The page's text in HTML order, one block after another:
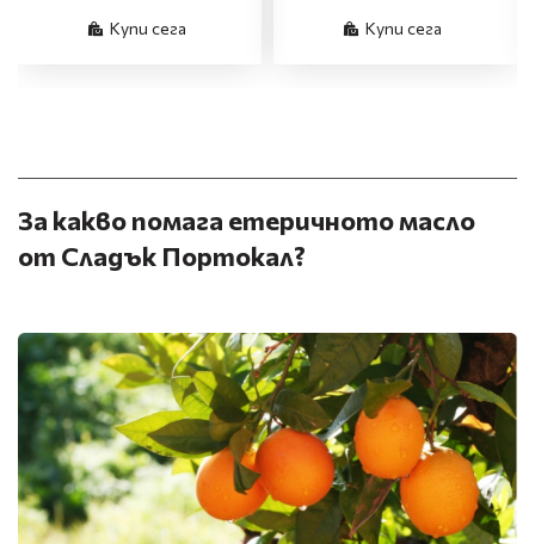
Купи сега Купи сега
За какво помага етеричното масло
от Сладък Портокал?